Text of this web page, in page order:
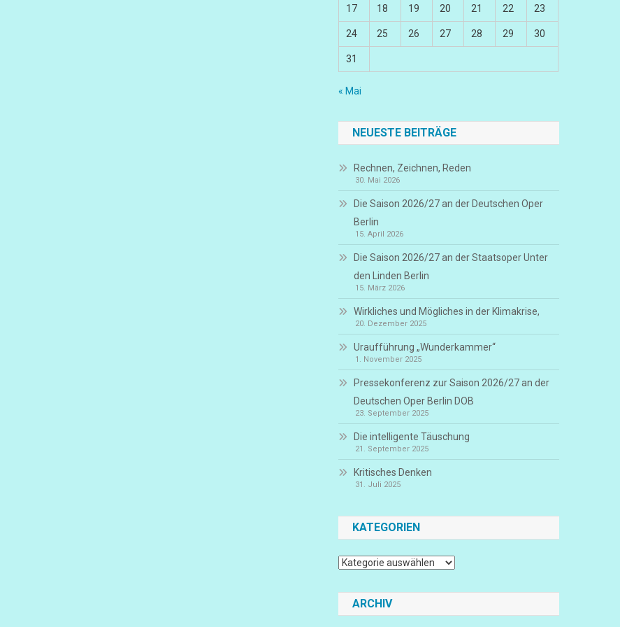
17 18 19 20 21 22 23
24 25 26 27 28 29 30
31
« Mai
NEUESTE BEITRÄGE
Rechnen, Zeichnen, Reden
30. Mai 2026
Die Saison 2026/27 an der Deutschen Oper
Berlin
15. April 2026
Die Saison 2026/27 an der Staatsoper Unter
den Linden Berlin
15. März 2026
Wirkliches und Mögliches in der Klimakrise,
20. Dezember 2025
Uraufführung „Wunderkammer“
1. November 2025
Pressekonferenz zur Saison 2026/27 an der
Deutschen Oper Berlin DOB
23. September 2025
Die intelligente Täuschung
21. September 2025
Kritisches Denken
31. Juli 2025
KATEGORIEN
Kategorien
ARCHIV